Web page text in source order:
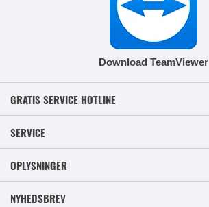
Download TeamViewer
GRATIS SERVICE HOTLINE
SERVICE
OPLYSNINGER
NYHEDSBREV